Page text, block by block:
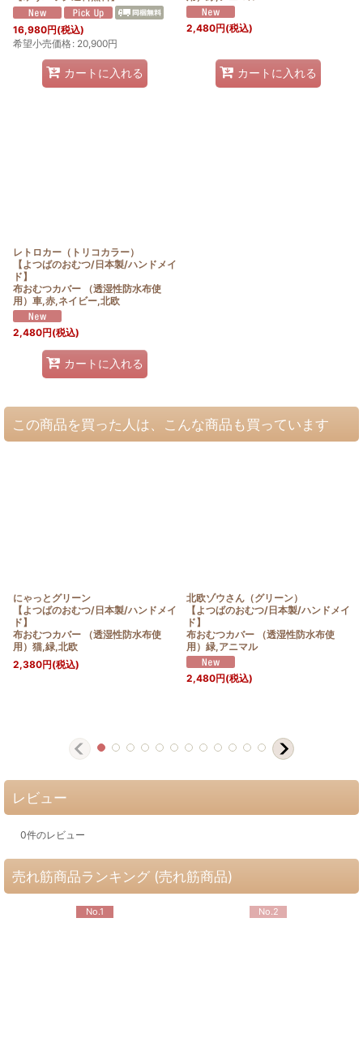
16,980円(税込)
希望小売価格: 20,900円
カートに入れる
2,480円(税込)
カートに入れる
レトロカー（トリコカラー）
【よつばのおむつ/日本製/ハンドメイ
ド】
布おむつカバー （透湿性防水布使
用）車,赤,ネイビー,北欧
2,480円(税込)
カートに入れる
この商品を買った人は、こんな商品も買っています
にゃっとグリーン
【よつばのおむつ/日本製/ハンドメイ
ド】
布おむつカバー （透湿性防水布使
用）猫,緑,北欧
2,380円(税込)
北欧ゾウさん（グリーン）
【よつばのおむつ/日本製/ハンドメイ
ド】
布おむつカバー （透湿性防水布使
用）緑,アニマル
2,480円(税込)
レビュー
0件のレビュー
売れ筋商品ランキング (売れ筋商品)
No.1 No.2